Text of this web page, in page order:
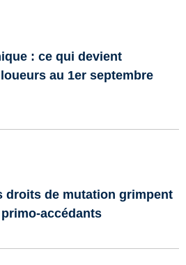
: ce qui devient
au 1er septembre
droits de mutation grimpent
accédants